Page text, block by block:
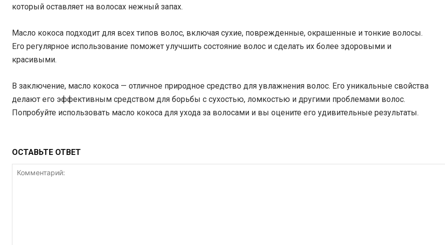
который оставляет на волосах нежный запах.
Масло кокоса подходит для всех типов волос, включая сухие, поврежденные, окрашенные и тонкие волосы.
Его регулярное использование поможет улучшить состояние волос и сделать их более здоровыми и
красивыми.
В заключение, масло кокоса — отличное природное средство для увлажнения волос. Его уникальные свойства
делают его эффективным средством для борьбы с сухостью, ломкостью и другими проблемами волос.
Попробуйте использовать масло кокоса для ухода за волосами и вы оцените его удивительные результаты.
ОСТАВЬТЕ ОТВЕТ